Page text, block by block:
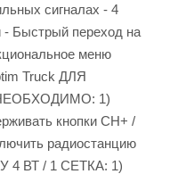
сигналах - 4
- Быстрый переход на
меню
Truck ДЛЯ
1)
кнопки CH+ /
радиостанцию
4 ВТ / 1 СЕТКА: 1)